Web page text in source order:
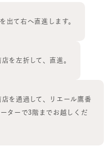
て右へ直進します。
を左折して、直進。
を通過して、リエール鷹番
ターで3階までお越しくだ